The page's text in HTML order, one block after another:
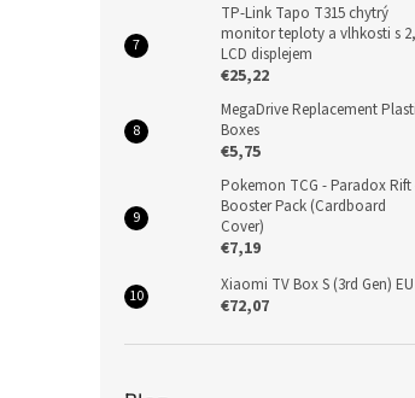
TP-Link Tapo T315 chytrý
monitor teploty a vlhkosti s
LCD displejem
€25,22
MegaDrive Replacement
Boxes
€5,75
Pokemon TCG - Paradox Rift
Booster Pack (Cardboard
Cover)
€7,19
Xiaomi TV Box S (3rd Gen) EU
€72,07